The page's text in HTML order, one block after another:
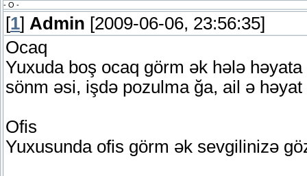
- O -
[1] Admin [2009-06-06, 23:56:35]
Ocaq
Yuxuda boş ocaq görm ək hələ
sönm əsi, işdə pozulma ğa, ail ə həyat
Ofis
Yuxusunda ofis görm ək sevgilinizə